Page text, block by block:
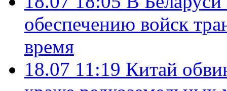
обеспечению войск
время
18.07 11:19 Китай